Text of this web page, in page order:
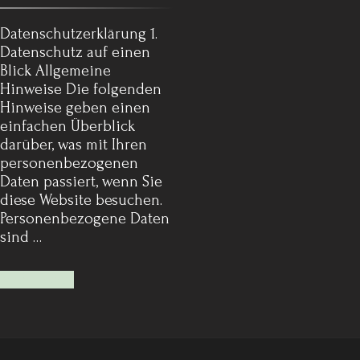
Datenschutz­erklärung 1.
Datenschutz auf einen
Blick Allgemeine
Hinweise Die folgenden
Hinweise geben einen
einfachen Überblick
darüber, was mit Ihren
personenbezogenen
Daten passiert, wenn Sie
diese Website besuchen.
Personenbezogene Daten
sind …